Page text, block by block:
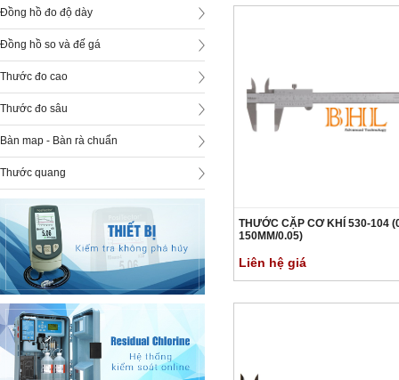
Đồng hồ đo độ dày
Đồng hồ so và đế gá
Thước đo cao
Thước đo sâu
Bàn map - Bàn rà chuẩn
Thước quang
THƯỚC CẶP CƠ KHÍ 530-104
150MM/0.05)
Liên hệ giá